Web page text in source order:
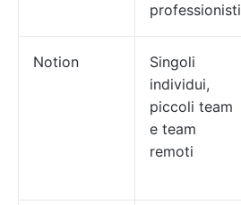
professionisti
Notion
Singoli
individui,
piccoli team
e team
remoti